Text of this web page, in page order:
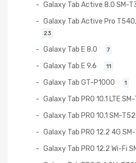
Galaxy Tab Active 8.0 SM-
Galaxy Tab Active Pro
23
Galaxy Tab E 8.0 7
Galaxy Tab E 9.6 11
Galaxy Tab GT-P1000 1
Galaxy Tab PRO 10.1 LTE
Galaxy Tab PRO 10.1 SM-
Galaxy Tab PRO 12.2 4G
Galaxy Tab PRO 12.2 Wi-Fi